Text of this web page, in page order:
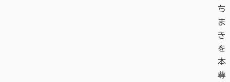
ち
ま
き
を
本
尊